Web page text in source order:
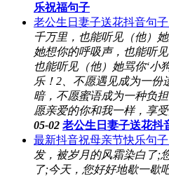
乐祝福句子
老公生日妻子送花抖音句子
千万里，也能听见（他）
她想你的呼吸声，也能听
也能听见（他）她骂你‘小
乐！2、不愿遇见成为一份
暗，不愿蜜语成为一种负
愿亲爱的你和我一样，享
05-02 老公生日妻子送花抖
最新抖音祝母亲节快乐句子
发，被岁月的风霜染白了;
了;今天，您好好地歇一歇